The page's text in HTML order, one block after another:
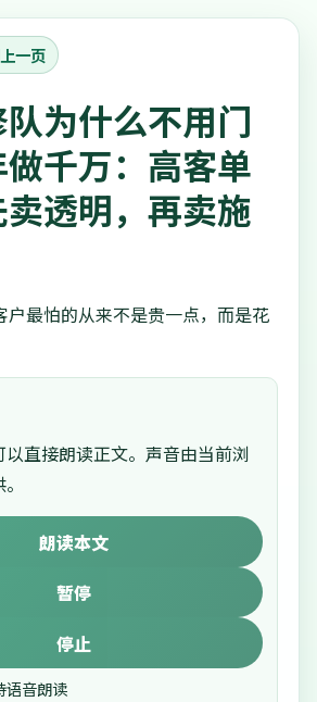
一页
为什么不用门
千万：高客单
透明，再卖施
户最怕的从来不是贵一点，而是花
直接朗读正文。声音由当前浏
朗读本文
暂停
停止
语音朗读